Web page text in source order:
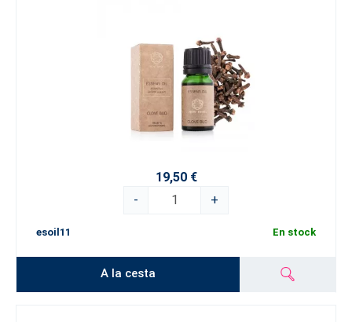
19,50 €
-
+
esoil11 En stock
A la cesta